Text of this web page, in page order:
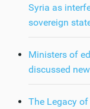
Syria as
sovereign
Ministers of
discussed
The Legacy